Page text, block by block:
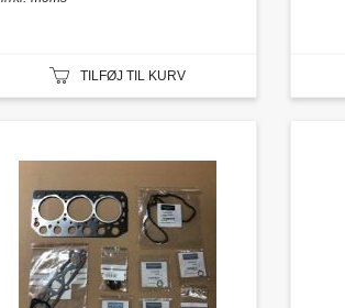
TILFØJ TIL KURV